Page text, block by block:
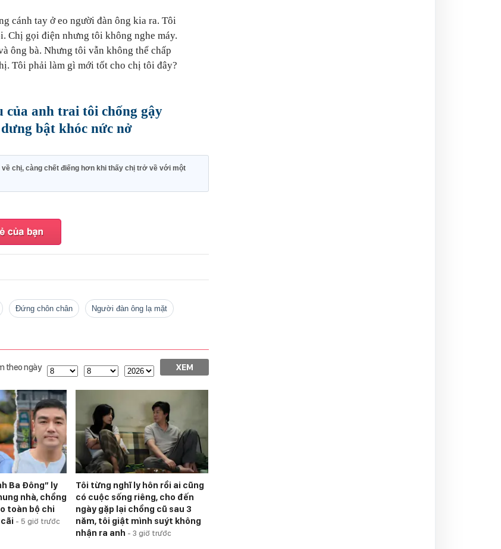
cánh tay ở eo người đàn ông kia ra. Tôi
Chị gọi điện nhưng tôi không nghe máy.
ông bà. Nhưng tôi vẫn không thể chấp
Tôi phải làm gì mới tốt cho chị tôi đây?
anh trai tôi chống gậy
bật khóc nức nở
chị, càng chết điếng hơn khi thấy chị trở về với một
đứng chôn chân Người đàn ông lạ mặt
theo ngày XEM
Ba Đông” ly
nhà, chồng
toàn bộ chi
- 5 giờ trước
Tôi từng nghĩ ly hôn rồi ai cũng
có cuộc sống riêng, cho đến
ngày gặp lại chồng cũ sau 3
năm, tôi giật mình suýt không
nhận ra anh - 3 giờ trước